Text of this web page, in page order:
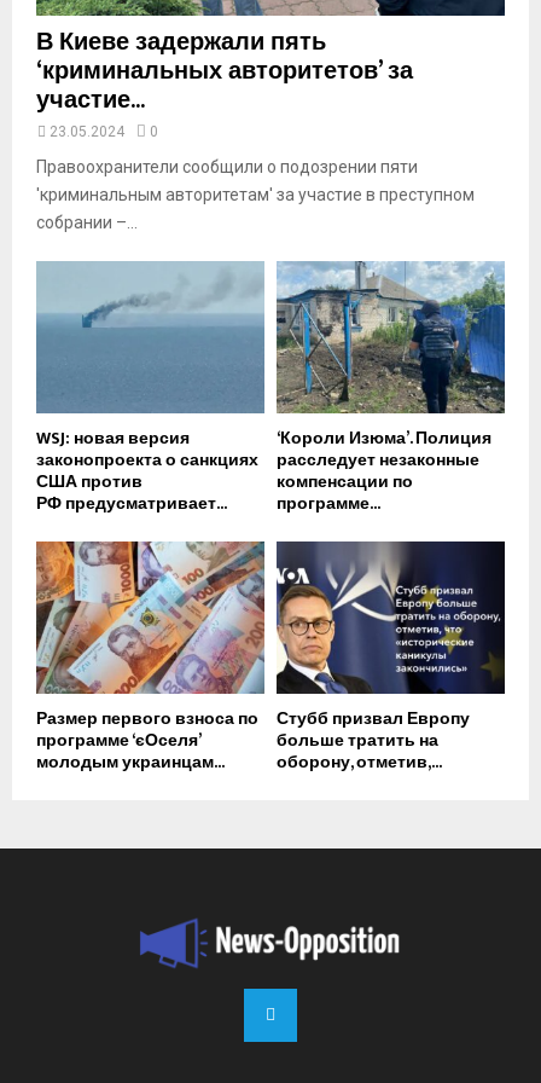
В Киеве задержали пять
‘криминальных авторитетов’ за
участие...
23.05.2024 0
Правоохранители сообщили о подозрении пяти
'криминальным авторитетам' за участие в преступном
собрании –...
WSJ: новая версия
законопроекта о санкциях
США против
РФ предусматривает...
‘Короли Изюма’. Полиция
расследует незаконные
компенсации по
программе...
Размер первого взноса по
программе ‘єОселя’
молодым украинцам...
Стубб призвал Европу
больше тратить на
оборону, отметив,...